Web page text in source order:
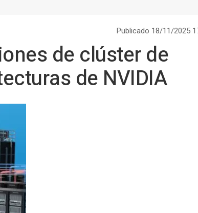
Publicado 18/11/2025
de clúster de
de NVIDIA